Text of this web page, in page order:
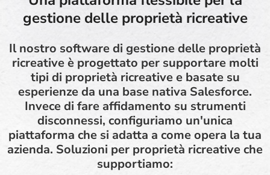
gestione delle proprietà ricreative
Il nostro software di gestione delle proprietà
ricreative è progettato per supportare molti
tipi di proprietà ricreative e basate su
esperienze da una base nativa Salesforce.
Invece di fare affidamento su strumenti
disconnessi, configuriamo un'unica
piattaforma che si adatta a come opera la tua
azienda. Soluzioni per proprietà ricreative che
supportiamo: